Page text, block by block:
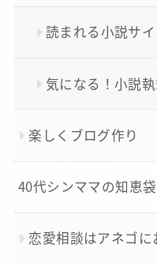
読まれる小説サ
気になる！小説
楽しくブログ作り
40代シンママの知恵袋
恋愛相談はアネゴに